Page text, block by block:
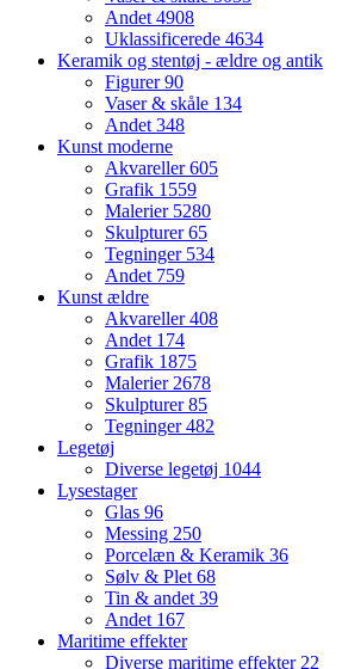
Andet 4908
Uklassificerede 4634
Keramik og stentøj - ældre og antik
Figurer90
Vaser & skåle 134
Andet 348
Kunst moderne
Akvareller605
Grafik 1559
Malerier 5280
Skulpturer65
Tegninger 534
Andet 759
Kunst ældre
Akvareller408
Andet 174
Grafik 1875
Malerier 2678
Skulpturer85
Tegninger482
Legetøj
Diverse legetøj 1044
Lysestager
Glas 96
Messing 250
Porcelæn & Keramik 36
Sølv & Plet 68
Tin & andet 39
Andet 167
Maritime effekter
Diverse maritime effekter 22